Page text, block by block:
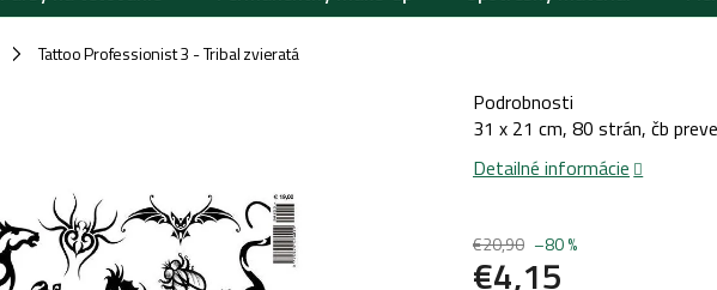
/ Tattoo Professionist 3 - Tribal zvieratá
€20,90 –80 %
€4,15
Podrobnosti
31 x 21 cm, 80 strán, čb
Detailné informácie